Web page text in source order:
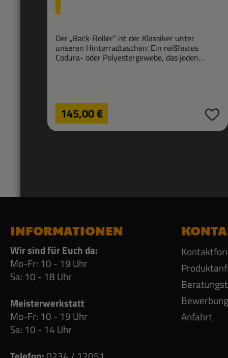
Der „Back-Roller“ ist der Klassiker unter
unseren Hinterradtaschen: Ein reißfestes
Codura- oder Polyestergewebe, das jeden
sind die Taschen erheblich leichter als die
originalen Classic Taschen.
Regulärer Preis:
145,00 €
INFORMATIONEN
Wir sind für Euch da:
Mo-Fr: 10 - 19 Uhr
Sa: 10 - 18 Uhr
Meisterwerkstatt
Mo-Fr: 10 - 19 Uhr
Sa: 10 - 14 Uhr
Bewerbung
Anfahrt